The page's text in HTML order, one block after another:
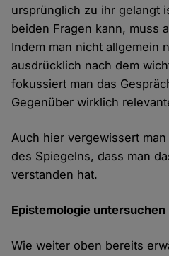
ursprünglich zu ihr gelangt
beiden Fragen kann, muss
Indem man nicht allgemein
ausdrücklich nach dem
fokussiert man das
Gegenüber wirklich
Auch hier vergewissert
des Spiegelns, dass man
verstanden hat.
Epistemologie untersuchen
Wie weiter oben bereits